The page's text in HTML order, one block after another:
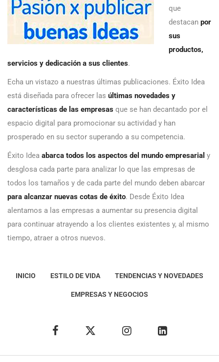
que
destacan por
sus
productos,
servicios y dedicación a sus clientes.
Echa un vistazo a nuestras últimas publicaciones. Éxito Idea
está diseñada para ofrecer las últimas novedades y
características de las empresas que se han decantado por el
espacio digital para promocionar su actividad y han
prosperado en su sector superando a su competencia.
Éxito Idea abarca todos los aspectos del mundo empresarial y
desglosa cada parte para analizar lo que las empresas de
todos los tamaños y de cada parte del mundo deben abarcar
para alcanzar nuevas cotas de éxito. Desde Éxito Idea
alentamos a las empresas a aumentar su presencia digital
para continuar atrayendo a los clientes existentes y, al mismo
tiempo, atraer a otros nuevos.
INICIO ESTILO DE VIDA TENDENCIAS Y NOVEDADES
EMPRESAS Y NEGOCIOS